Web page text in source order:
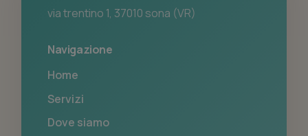
via trentino 1, 37010 sona (VR)
Navigazione
Home
Servizi
Dove siamo